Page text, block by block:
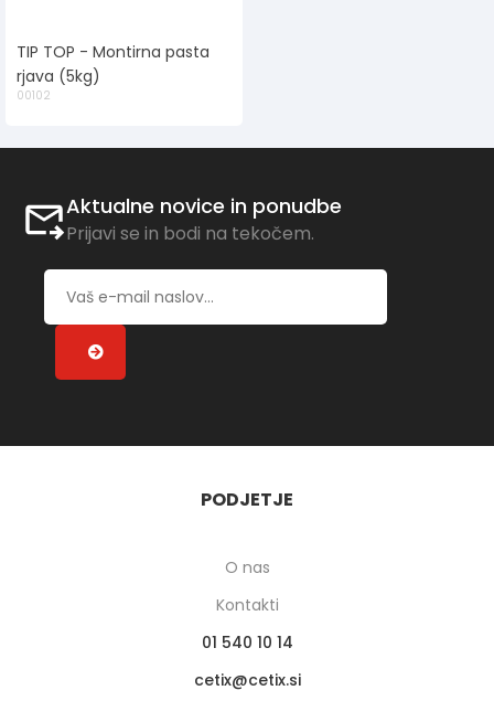
TIP TOP - Montirna pasta
rjava (5kg)
00102
Aktualne novice in ponudbe
Prijavi se in bodi na tekočem.
PODJETJE
O nas
Kontakti
01 540 10 14
cetix
cetix.si